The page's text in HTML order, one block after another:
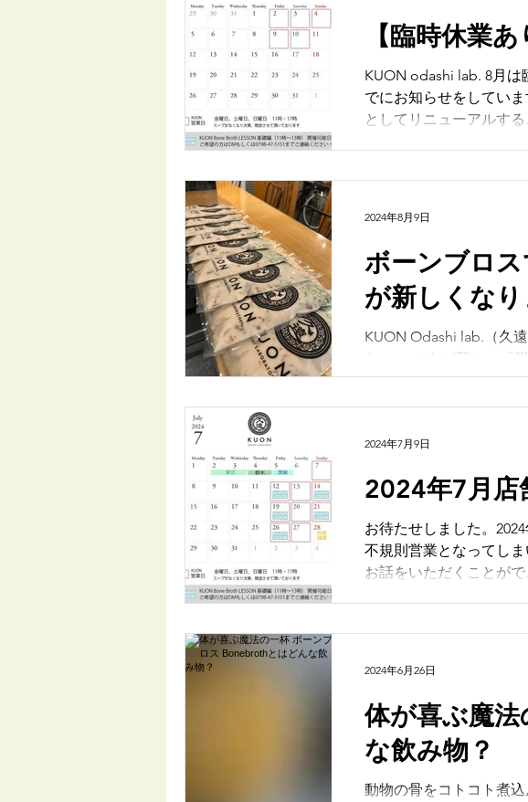
【臨時休業
KUON odashi lab. 8月は臨時休業のお知らせ インスタやGoogle のビジネスプロフィール等ではす
でにお知らせをしてい
としてリニューアルする
ボーンブロス
が新しくな
KUON Odashi lab.（久
た。 こちらが新しい「
し、ソルロンタン風の
2024年8月9日
2024年7月店
お待たせしました。2024年7月の KUON odashi
不規則営業となってし
お話をいただくことがで
2024年7月9日
体が喜ぶ魔法の一杯 ボーンブロス
な飲み物？
動物の骨をコトコト煮
2024年6月26日